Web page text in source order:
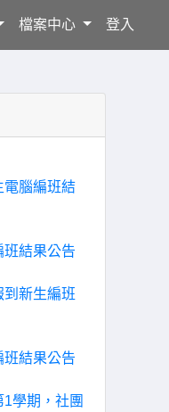
檔案中心 登入
電腦編班結
班結果公告
到新生編班
班結果公告
學期，社團